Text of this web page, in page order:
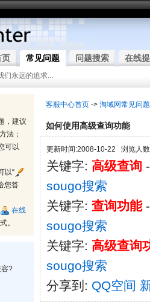
页 常见问题 问题搜索 在线
们永远的追求...
，建议
法；
可以
以“
您答
在线
。
容?
客服中心首页 -> 淘域网常见问题
如何使用高级查询功能
更新时间:2008-10-22 浏览人
关键字: 高级查询
sougo搜索
关键字: 查询功能
sougo搜索
关键字: 高级查询
sougo搜索
分享到: QQ空间